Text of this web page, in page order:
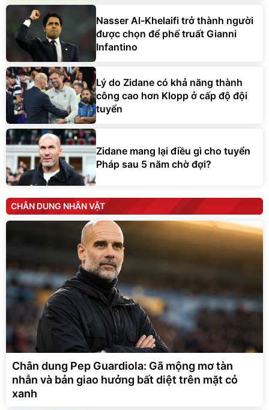
Nasser Al-Khelaifi trở thành người
được chọn để phế truất Gianni
Infantino
Lý do Zidane có khả năng thành
công cao hơn Klopp ở cấp độ đội
tuyển
Zidane mang lại điều gì cho tuyển
Pháp sau 5 năm chờ đợi?
CHÂN DUNG NHÂN VẬT
Chân dung Pep Guardiola: Gã mộng mơ tàn
nhẫn và bản giao hưởng bất diệt trên mặt cỏ
xanh